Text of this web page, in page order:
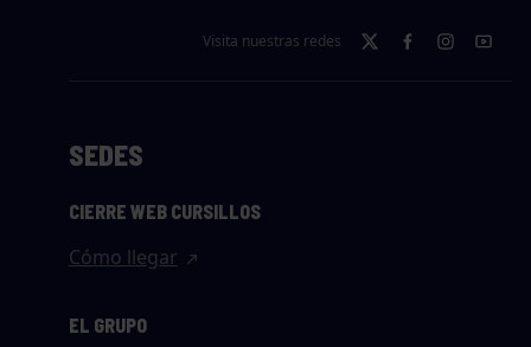
Visita nuestras redes
SEDES
CIERRE WEB CURSILLOS
Cómo llegar
EL GRUPO